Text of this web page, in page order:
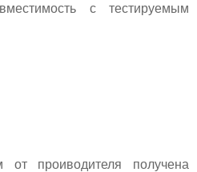
с тестируемым
от проиводителя получена